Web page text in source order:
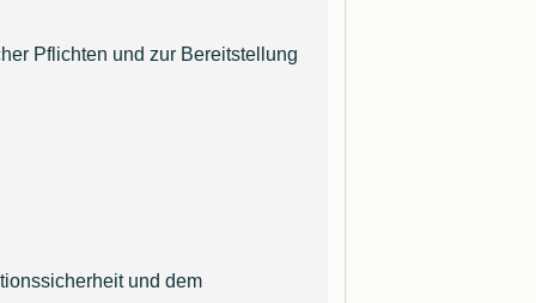
Pflichten und zur Bereitstellung
und dem